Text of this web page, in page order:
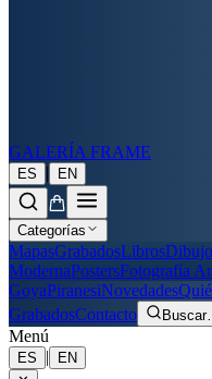
GALERÍA FRAME
ES | EN
Categorías
MapasGrabadosLibros
ModernaPostersFotografía
GoyaPiranesiNovedades
GrabadosContacto Buscar
Menú
ES |
EN